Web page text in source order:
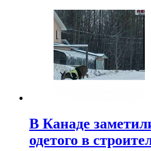
В Канаде
одетого в